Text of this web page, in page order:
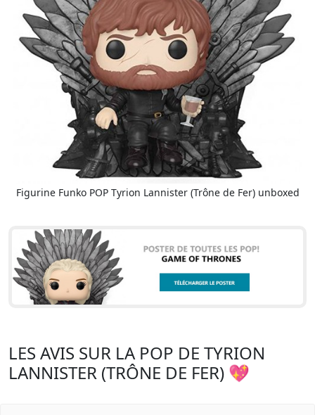
Figurine Funko POP Tyrion Lannister (Trône de Fer) unboxed
LES AVIS SUR LA POP DE TYRION
LANNISTER (TRÔNE DE FER) 💖